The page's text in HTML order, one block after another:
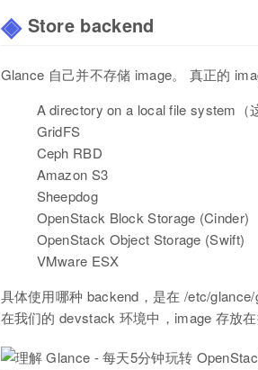
Store backend
Glance 自己并不存储 image。 真正的
A directory on a local file system（
GridFS
Ceph RBD
Amazon S3
Sheepdog
OpenStack Block Storage (Cinder)
OpenStack Object Storage (Swift)
VMware ESX
具体使用哪种 backend，是在 /etc/
在我们的 devstack 环境中，image 存放